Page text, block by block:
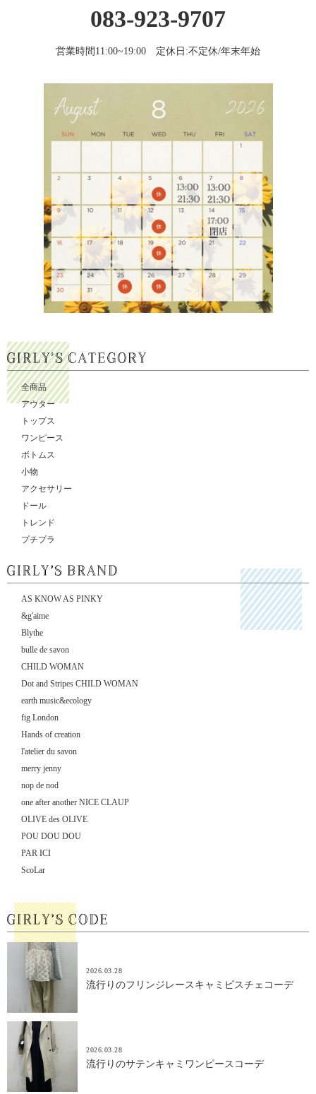
083-923-9707
営業時間11:00~19:00 定休日:不定休/年末年始
全商品
アウター
トップス
ワンピース
ボトムス
小物
アクセサリー
ドール
トレンド
プチプラ
AS KNOW AS PINKY
&g'aime
Blythe
bulle de savon
CHILD WOMAN
Dot and Stripes CHILD WOMAN
earth music&ecology
fig London
Hands of creation
l'atelier du savon
merry jenny
nop de nod
one after another NICE CLAUP
OLIVE des OLIVE
POU DOU DOU
PAR ICI
ScoLar
2026.03.28
流行りのフリンジレースキャミビスチェコーデ
2026.03.28
流行りのサテンキャミワンピースコーデ